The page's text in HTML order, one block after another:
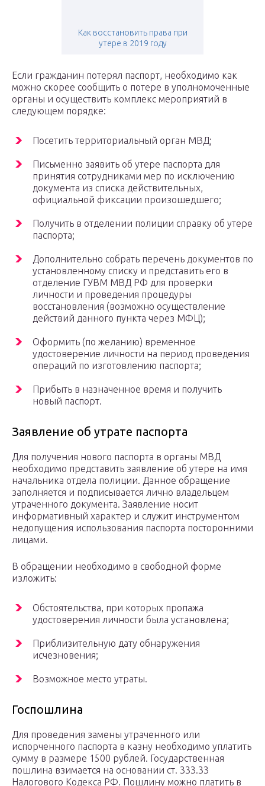
Как восстановить права при
утере в 2019 году
Если гражданин потерял паспорт, необходимо как
можно скорее сообщить о потере в уполномоченные
органы и осуществить комплекс мероприятий в
следующем порядке:
Посетить территориальный орган МВД;
Письменно заявить об утере паспорта для
принятия сотрудниками мер по исключению
документа из списка действительных,
официальной фиксации произошедшего;
Получить в отделении полиции справку об утере
паспорта;
Дополнительно собрать перечень документов по
установленному списку и представить его в
отделение ГУВМ МВД РФ для проверки
личности и проведения процедуры
восстановления (возможно осуществление
действий данного пункта через МФЦ);
Оформить (по желанию) временное
удостоверение личности на период проведения
операций по изготовлению паспорта;
Прибыть в назначенное время и получить
новый паспорт.
Заявление об утрате паспорта
Для получения нового паспорта в органы МВД
необходимо представить заявление об утере на имя
начальника отдела полиции. Данное обращение
заполняется и подписывается лично владельцем
утраченного документа. Заявление носит
информативный характер и служит инструментом
недопущения использования паспорта посторонними
лицами.
В обращении необходимо в свободной форме
изложить:
Обстоятельства, при которых пропажа
удостоверения личности была установлена;
Приблизительную дату обнаружения
исчезновения;
Возможное место утраты.
Госпошлина
Для проведения замены утраченного или
испорченного паспорта в казну необходимо уплатить
сумму в размере 1500 рублей. Государственная
пошлина взимается на основании ст. 333.33
Налогового Кодекса РФ. Пошлину можно платить в